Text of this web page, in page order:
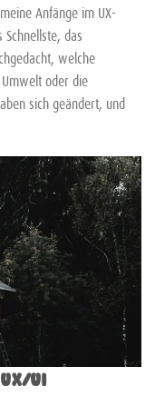
Anfänge im UX-
das
welche
oder die
sich geändert, und
UI